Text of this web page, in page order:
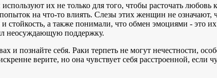
их не только для того, чтобы расточать любовь
попыток на что-то влиять. Слезы этих женщин не
а также понимали, что обмен эмоциями - это
неосуждающую поддержку.
и познайте себя. Раки терпеть не могут нечестности,
верите, но она чувствует себя расстроенной, если